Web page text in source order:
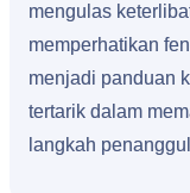
mengulas
memperhatikan
menjadi panduan
tertarik dalam
langkah